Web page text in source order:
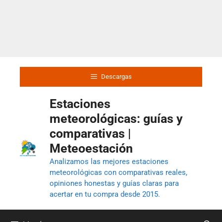
Descargas
Estaciones
meteorológicas: guías y
comparativas |
Meteoestación
Analizamos las mejores estaciones
meteorológicas con comparativas reales,
opiniones honestas y guías claras para
acertar en tu compra desde 2015.